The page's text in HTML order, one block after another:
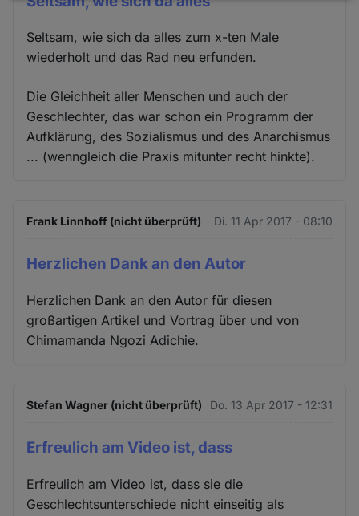
Seltsam, wie sich da alles zum x-ten Male
wiederholt und das Rad neu erfunden.
Die Gleichheit aller Menschen und auch der
Geschlechter, das war schon ein Programm der
Aufklärung, des Sozialismus und des Anarchismus
... (wenngleich die Praxis mitunter recht hinkte).
Frank Linnhoff (nicht überprüft) Di. 11 Apr 2017 - 08:10
Herzlichen Dank an den Autor
Herzlichen Dank an den Autor für diesen
großartigen Artikel und Vortrag über und von
Chimamanda Ngozi Adichie.
Stefan Wagner (nicht überprüft) Do. 13 Apr 2017 - 12:31
Erfreulich am Video ist, dass
Erfreulich am Video ist, dass sie die
Geschlechtsunterschiede nicht einseitig als
Cookies